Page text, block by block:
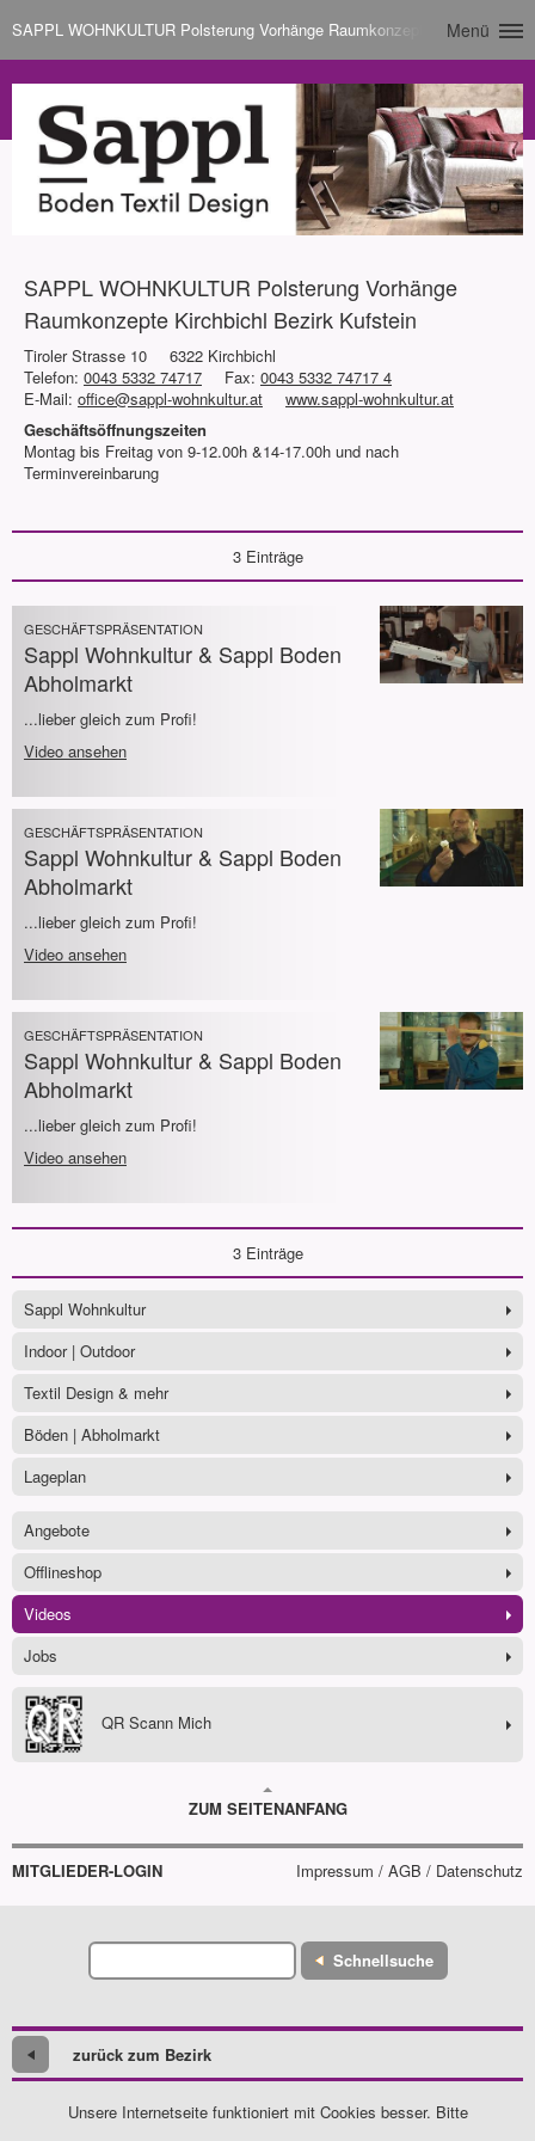
SAPPL WOHNKULTUR Polsterung Vorhänge Raumkonzepte Kirchbichl
Menü
SAPPL WOHNKULTUR Polsterung Vorhänge
Raumkonzepte Kirchbichl Bezirk Kufstein
Tiroler Strasse 10
6322 Kirchbichl
Telefon: 0043 5332 74717 Fax: 0043 5332 74717 4
E-Mail: office@sappl-wohnkultur.at
www.sappl-wohnkultur.at
Geschäftsöffnungszeiten
Montag bis Freitag von 9-12.00h &14-17.00h und nach
Terminvereinbarung
3 Einträge
GESCHÄFTSPRÄSENTATION
Sappl Wohnkultur & Sappl Boden
Abholmarkt
...lieber gleich zum Profi!
Video ansehen
GESCHÄFTSPRÄSENTATION
Sappl Wohnkultur & Sappl Boden
Abholmarkt
...lieber gleich zum Profi!
Video ansehen
GESCHÄFTSPRÄSENTATION
Sappl Wohnkultur & Sappl Boden
Abholmarkt
...lieber gleich zum Profi!
Video ansehen
3 Einträge
Sappl Wohnkultur
Indoor | Outdoor
Textil Design & mehr
Böden | Abholmarkt
Lageplan
Angebote
Offlineshop
Videos
Jobs
QR Scann Mich
ZUM SEITENANFANG
MITGLIEDER-LOGIN Impressum / AGB / Datenschutz
Schnellsuche
zurück zum Bezirk
Unsere Internetseite funktioniert mit Cookies besser. Bitte